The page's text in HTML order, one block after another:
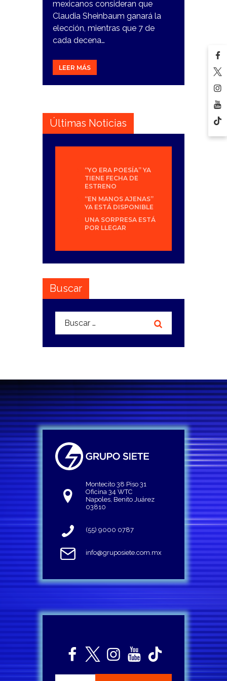
mexicanos consideran que
Claudia Sheinbaum ganará la
elección, mientras que 7 de
cada decena…
LEER MÁS
Últimas Noticias
“YO ERA POESÍA” YA
TIENE FECHA DE
ESTRENO
“EN MANOS AJENAS”
YA ESTÁ DISPONIBLE
UNA SORPRESA ESTÁ
POR LLEGAR
Buscar
Buscar:
Montecito 38 Piso 31
Oficina 34 WTC
Napoles, Benito Juárez
03810
(55) 9000 0787
info@gruposiete.com.mx